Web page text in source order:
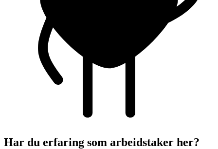
Har du erfaring som arbeidstaker her?